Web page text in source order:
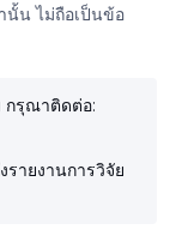
นั้น ไม่ถือเป็นข้อ
กรุณาติดต่อ:
รายงานการวิจัย